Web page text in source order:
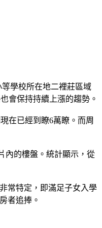
學校所在地二裡莊區域
會保持持續上漲的趨勢。
在已經到瞭6萬瞭。而周
內的樓盤。統計顯示，從
常特定，即滿足子女入學
者追捧。